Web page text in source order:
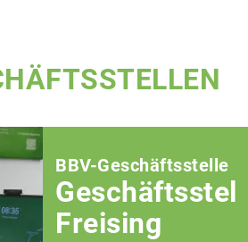
BBV-Geschäftsstelle
Geschäftsstelle
Freising